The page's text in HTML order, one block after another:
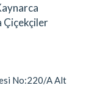
Çiçekçiler
No:220/A Alt